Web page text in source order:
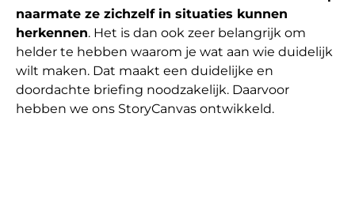
naarmate ze zichzelf in situaties kunnen
herkennen. Het is dan ook zeer belangrijk om
helder te hebben waarom je wat aan wie duidelijk
wilt maken. Dat maakt een duidelijke en
doordachte briefing noodzakelijk. Daarvoor
hebben we ons StoryCanvas ontwikkeld.